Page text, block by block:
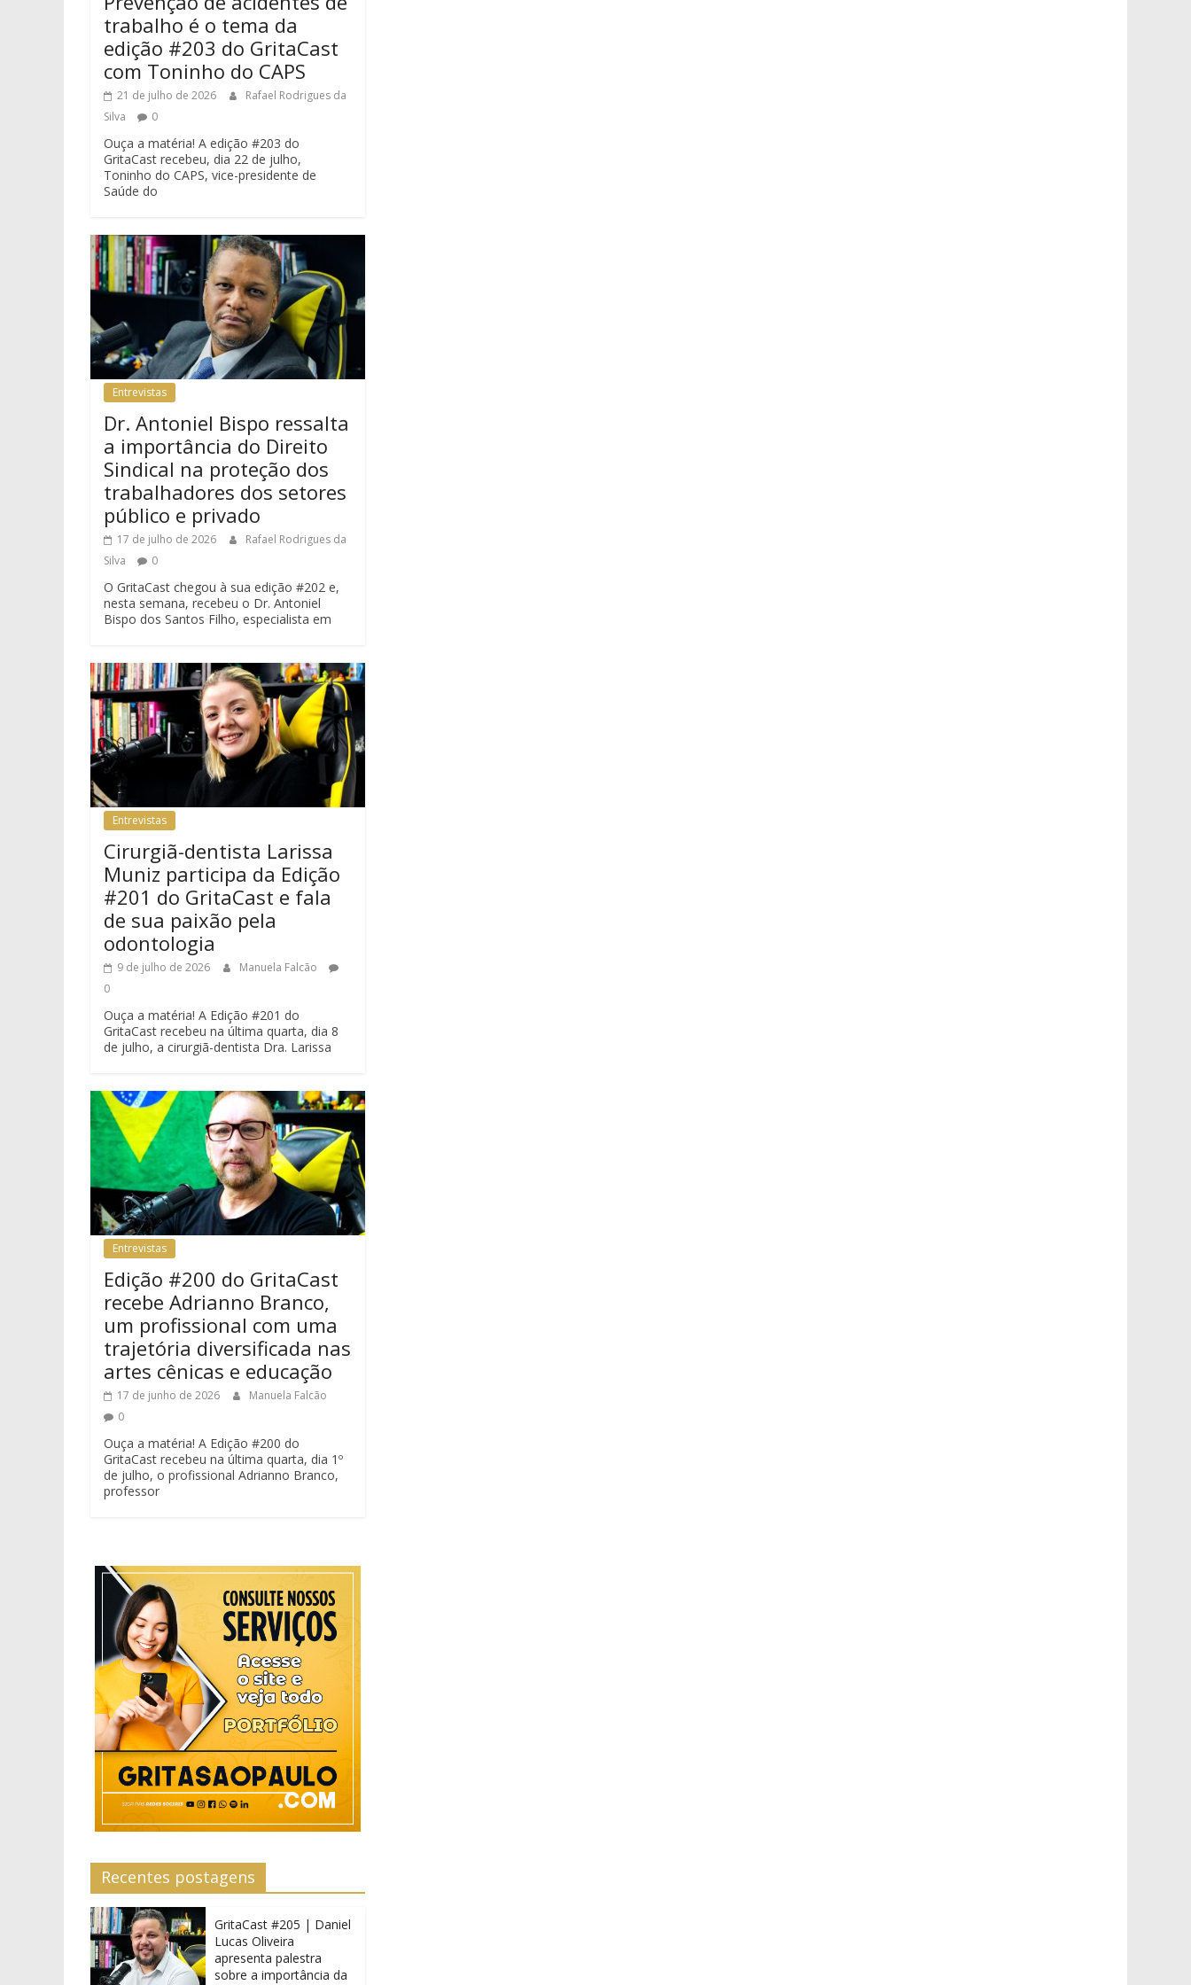
trabalho é o tema da
edição #203 do GritaCast
com Toninho do CAPS
21 de julho de 2026
Rafael Rodrigues da
Silva
0
Ouça a matéria! A edição #203 do
GritaCast recebeu, dia 22 de julho,
Toninho do CAPS, vice-presidente de
Saúde do
Entrevistas
Dr. Antoniel Bispo ressalta
a importância do Direito
Sindical na proteção dos
trabalhadores dos setores
público e privado
17 de julho de 2026
Rafael Rodrigues da
Silva
0
O GritaCast chegou à sua edição #202 e,
nesta semana, recebeu o Dr. Antoniel
Bispo dos Santos Filho, especialista em
Entrevistas
Cirurgiã-dentista Larissa
Muniz participa da Edição
#201 do GritaCast e fala
de sua paixão pela
odontologia
9 de julho de 2026
Manuela Falcão
0
Ouça a matéria! A Edição #201 do
GritaCast recebeu na última quarta, dia 8
de julho, a cirurgiã-dentista Dra. Larissa
Entrevistas
Edição #200 do GritaCast
recebe Adrianno Branco,
um profissional com uma
trajetória diversificada nas
artes cênicas e educação
17 de junho de 2026
Manuela Falcão
0
Ouça a matéria! A Edição #200 do
GritaCast recebeu na última quarta, dia 1º
de julho, o profissional Adrianno Branco,
professor
Recentes postagens
GritaCast #205 | Daniel
Lucas Oliveira
apresenta palestra
sobre a importância da